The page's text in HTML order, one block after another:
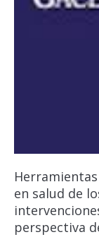
en salud de
perspectiva